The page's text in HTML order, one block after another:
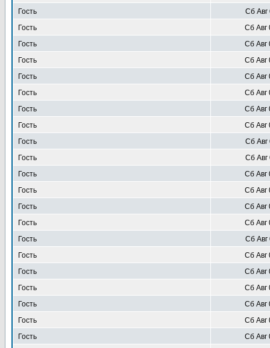
Гость
Сб Авг
Гость
Сб Авг
Гость
Сб Авг
Гость
Сб Авг
Гость
Сб Авг
Гость
Сб Авг
Гость
Сб Авг
Гость
Сб Авг
Гость
Сб Авг
Гость
Сб Авг
Гость
Сб Авг
Гость
Сб Авг
Гость
Сб Авг
Гость
Сб Авг
Гость
Сб Авг
Гость
Сб Авг
Гость
Сб Авг
Гость
Сб Авг
Гость
Сб Авг
Гость
Сб Авг
Гость
Сб Авг